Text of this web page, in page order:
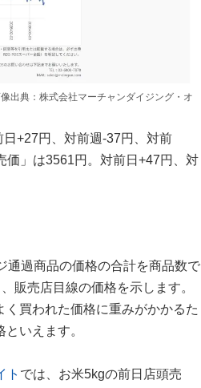
典：株式会社マーチャンダイジング・オ
+27円、対前週-37円、対前
価」は3561円。対前日+47円、対
通過商品の価格の合計を商品数で
販売店目線の価格を示します。
く買われた価格に重みがかかるた
いえます。
ト では、お米5kgの前日店頭売